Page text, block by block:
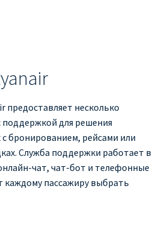
БАГАЖА RYANAIR
И МЛАДЕНЦАМИ
РЕЙС И ДОКУМЕНТЫ ДЛЯ
предоставляет несколько
поддержкой для решения
бронированием, рейсами или
Служба поддержки работает в
чат, чат-бот и телефонные
каждому пассажиру выбрать